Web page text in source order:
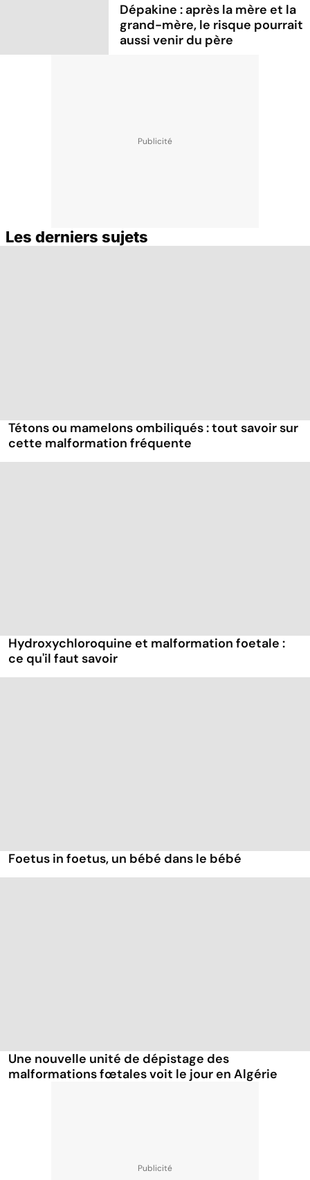
Dépakine : après la mère et la
grand-mère, le risque pourrait
aussi venir du père
Les derniers sujets
Tétons ou mamelons ombiliqués : tout savoir sur
cette malformation fréquente
Hydroxychloroquine et malformation foetale :
ce qu'il faut savoir
Foetus in foetus, un bébé dans le bébé
Une nouvelle unité de dépistage des
malformations fœtales voit le jour en Algérie